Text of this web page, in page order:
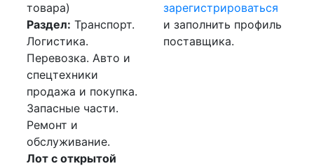
товара)
Раздел: Транспорт.
Логистика.
Перевозка. Авто и
спецтехники
продажа и покупка.
Запасные части.
Ремонт и
обслуживание.
Лот с открытой
зарегистрироваться
и заполнить профиль
поставщика.